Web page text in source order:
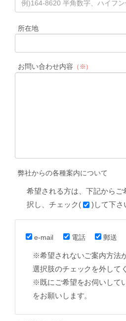
所在地
お問い合わせ内容 （※）
弊社からの各種案内について
希望される方は、下記からご
択し、チェック(
)して下さ
e-mail 電話 郵送
※希望されないご案内方法
選択肢のチェックを外して
※既にご希望をお伺いして
をお願いします。